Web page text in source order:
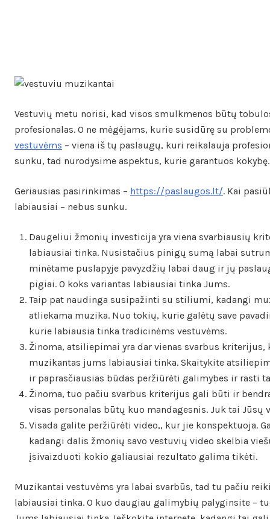
Vestuvių metu norisi, kad visos smulkmenos būtų
profesionalas. O ne mėgėjams, kurie susidūrę su
vestuvėms – viena iš tų paslaugų, kuri reikalauja
sunku, tad nurodysime aspektus, kurie garantuos kokybę.
Geriausias pasirinkimas – https://paslaugos.lt/. Kai
labiausiai – nebus sunku.
Daugeliui žmonių investicija yra viena svarbiausių
labiausiai tinka. Nusistačius pinigų sumą labai
minėtame puslapyje pavyzdžių labai daug ir jų
pigiai. O koks variantas labiausiai tinka Jums.
Taip pat naudinga susipažinti su stiliumi, kadangi
atliekama muzika. Nuo tokių, kurie galėtų save
kurie labiausia tinka tradicinėms vestuvėms.
Žinoma, atsiliepimai yra dar vienas svarbus
muzikantas jums labiausiai tinka. Skaitykite
ir paprasčiausias būdas peržiūrėti galimybes ir rasti
Žinoma, tuo pačiu svarbus kriterijus gali būti ir
visas personalas būtų kuo mandagesnis. Juk tai Jūsų
Visada galite peržiūrėti video,, kur jie konspektuoja.
kadangi dalis žmonių savo vestuvių video skelbia
įsivaizduoti kokio galiausiai rezultato galima tikėti.
Muzikantai vestuvėms yra labai svarbūs, tad tu pačiu
labiausiai tinka. O kuo daugiau galimybių palyginsite –